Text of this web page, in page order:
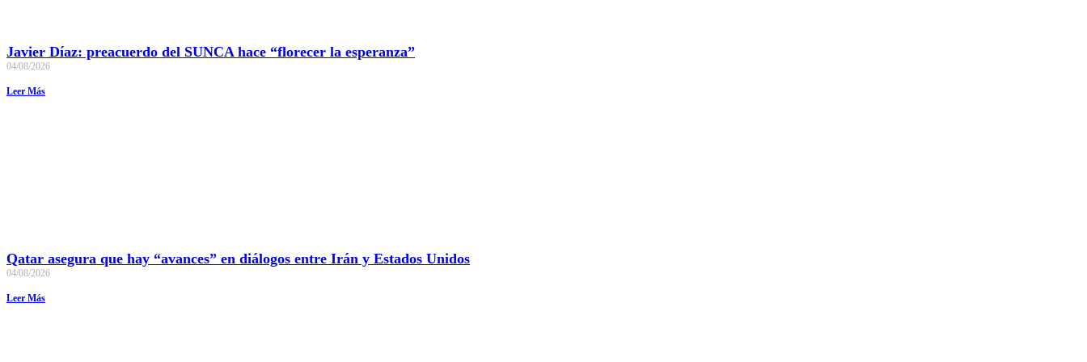
Javier Díaz: preacuerdo del SUNCA hace “florecer la esperanza”
04/08/2026
Leer Más
Qatar asegura que hay “avances” en diálogos entre Irán y Estados Unidos
04/08/2026
Leer Más